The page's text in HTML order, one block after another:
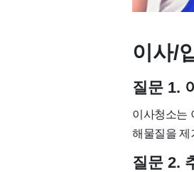
이사/
질문 1.
이사청소는
해물질을 제
질문 2.